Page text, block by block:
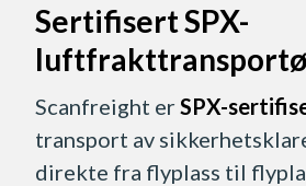
Sertifisert SPX-
Scanfreight erSPX-
transport av
direkte fra flyplass til